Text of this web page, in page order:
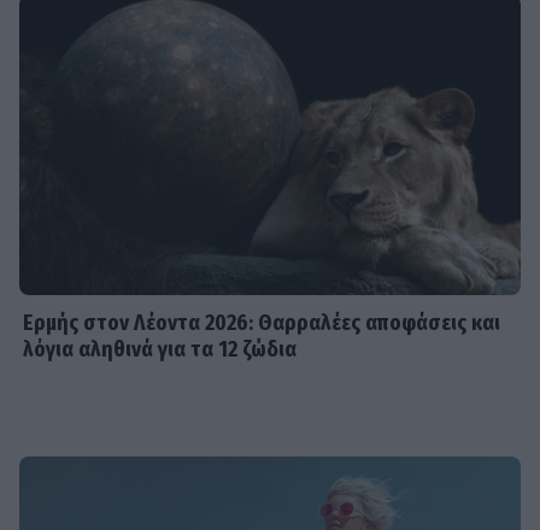
Ερμής στον Λέοντα 2026: Θαρραλέες αποφάσεις και
λόγια αληθινά για τα 12 ζώδια